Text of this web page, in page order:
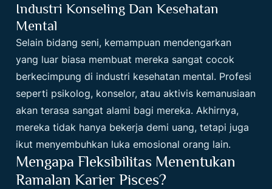
Industri Konseling Dan Kesehatan
Mental
Selain bidang seni, kemampuan mendengarkan
yang luar biasa membuat mereka sangat cocok
berkecimpung di industri kesehatan mental. Profesi
seperti psikolog, konselor, atau aktivis kemanusiaan
akan terasa sangat alami bagi mereka. Akhirnya,
mereka tidak hanya bekerja demi uang, tetapi juga
ikut menyembuhkan luka emosional orang lain.
Mengapa Fleksibilitas Menentukan
Ramalan Karier Pisces?